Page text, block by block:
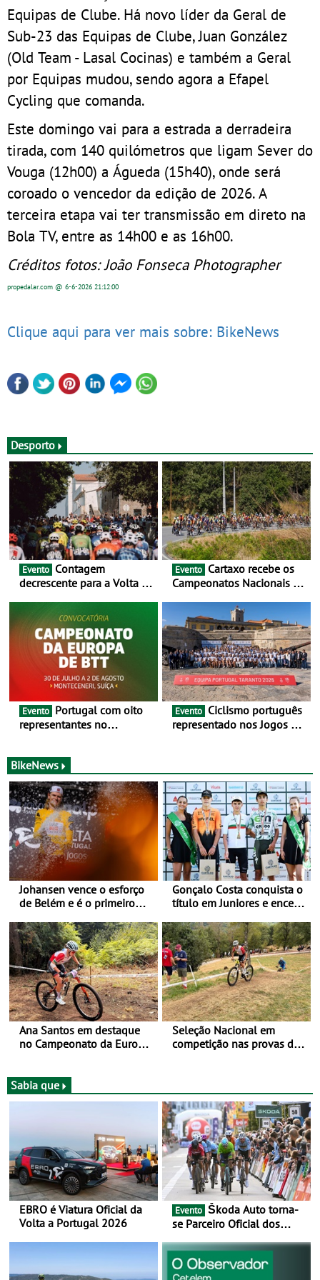
Equipas de Clube. Há novo líder da Geral de
Sub-23 das Equipas de Clube, Juan González
(Old Team - Lasal Cocinas) e também a Geral
por Equipas mudou, sendo agora a Efapel
Cycling que comanda.
Este domingo vai para a estrada a derradeira
tirada, com 140 quilómetros que ligam Sever do
Vouga (12h00) a Águeda (15h40), onde será
coroado o vencedor da edição de 2026. A
terceira etapa vai ter transmissão em direto na
Bola TV, entre as 14h00 e as 16h00.
Créditos fotos: João Fonseca Photographer
propedalar.com @ 6-6-2026 21:12:00
Clique aqui para ver mais sobre: BikeNews
Desporto
Evento
decrescente para a Volta a
as 17 equipas de 2026
Evento
Campeonatos Nacionais da
julho e 2 de agosto
Evento
representantes no
de agosto, em
Monteceneri, na Suíça
Evento
representado nos Jogos do
BikeNews
Johansen vence o esforço
de Belém e é o primeiro
a Portugal - Prova decorre
entre 5 e 16 de Agosto
Gonçalo Costa conquista o
título em Juniores e encerra
no Cartaxo
Ana Santos em destaque
no Campeonato da Europa
Seleção Nacional em
competição nas provas de
Sabia que
EBRO é Viatura Oficial da
Volta a Portugal 2026
Evento
se Parceiro Oficial dos
BTT e Gravel da UCI - Para
os anos de 2025 e 2026